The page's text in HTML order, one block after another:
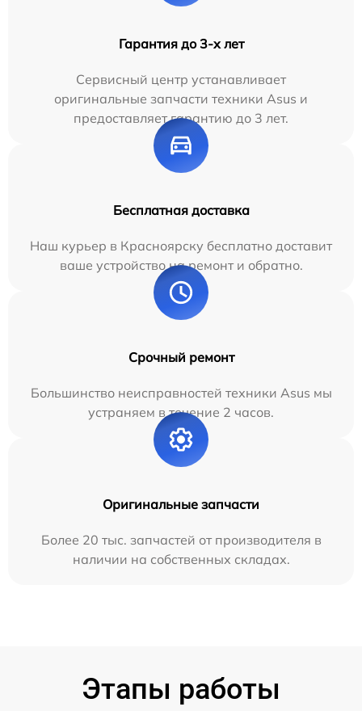
Гарантия до 3-х лет
Сервисный центр устанавливает
оригинальные запчасти техники Asus и
предоставляет гарантию до 3 лет.
Бесплатная доставка
Наш курьер в Красноярску бесплатно доставит
ваше устройство на ремонт и обратно.
Срочный ремонт
Большинство неисправностей техники Asus мы
устраняем в течение 2 часов.
Оригинальные запчасти
Более 20 тыс. запчастей от производителя в
наличии на собственных складах.
Этапы работы